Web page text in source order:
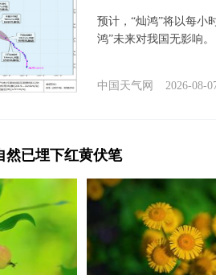
预计，“灿鸿”将以每小
鸿”未来对我国无影响。
中国天气网 2026-08-
然已埋下红黄伏笔